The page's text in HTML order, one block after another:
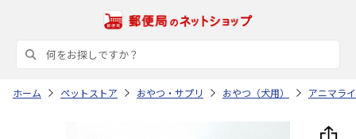
ホーム ペットストア おやつ・サプリ おやつ（犬用） アニマラ